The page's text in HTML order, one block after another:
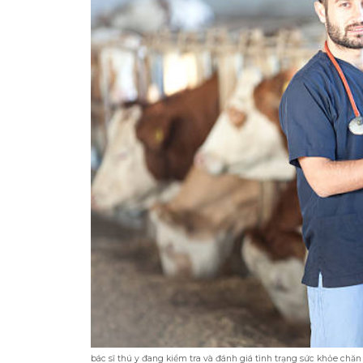
bác sĩ thú y đang kiểm tra và đánh giá tình trạng sức khỏe